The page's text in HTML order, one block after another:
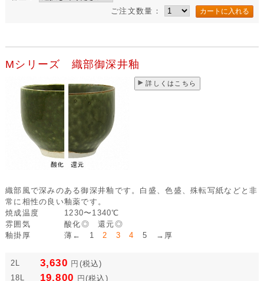
ご注文数量：
Mシリーズ 織部御深井釉
詳しくはこちら
織部風で深みのある御深井釉です。白盛、色盛、殊転写紙などと非
常に相性の良い釉薬です。
焼成温度
1230〜1340℃
雰囲気
酸化◎ 還元◎
釉掛厚
薄← 1 2 3 4 5 →厚
2L 3,630 円 (税込)
18L
19,800 円 (税込)